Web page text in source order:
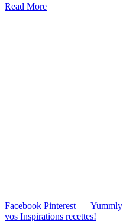
Read More
Facebook Pinterest Yummly
vos Inspirations recettes!